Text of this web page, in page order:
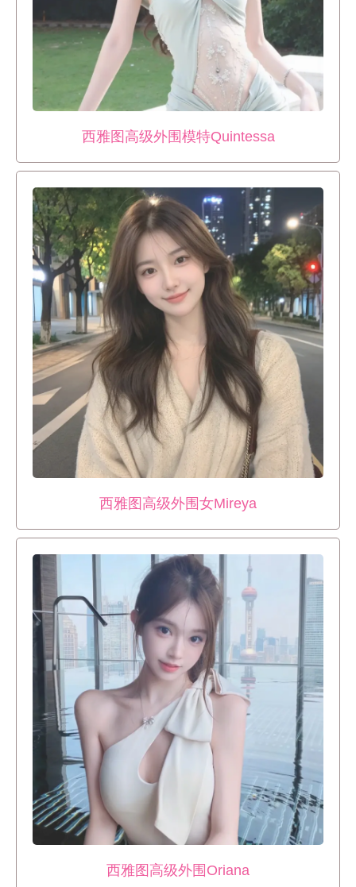
西雅图高级外围模特Quintessa
西雅图高级外围女Mireya
西雅图高级外围Oriana